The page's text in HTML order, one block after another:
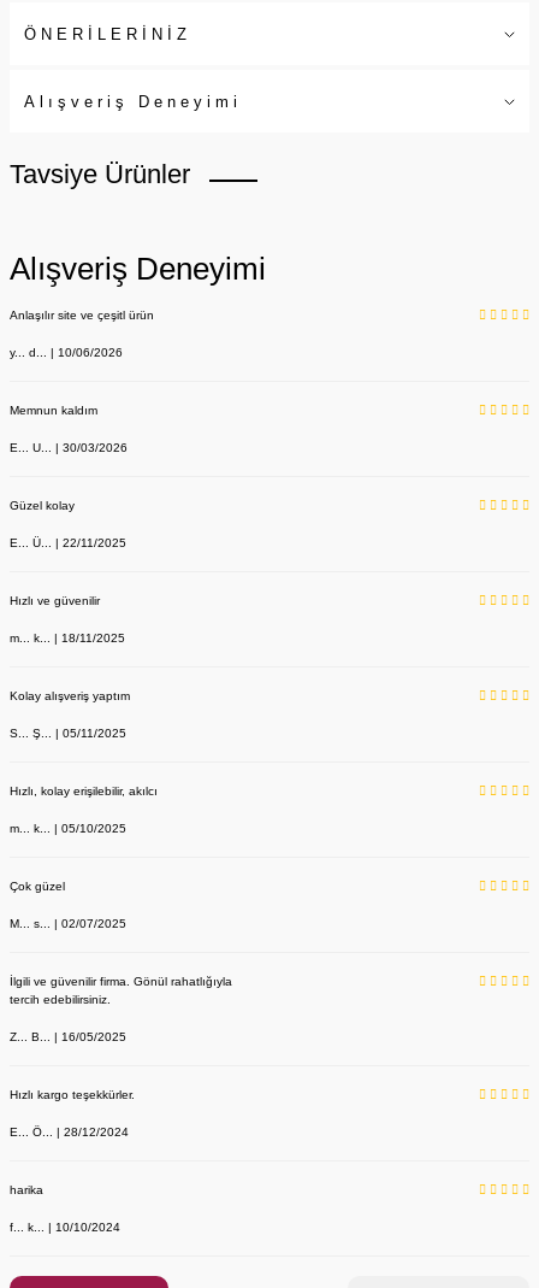
ÖNERİLERİNİZ
Alışveriş Deneyimi
Tavsiye Ürünler
YENİ ÜRÜN
Labor Medikal Tekstil
199,00 TL
Alışveriş Deneyimi
Anlaşılır site ve çeşitl ürün
y... d... | 10/06/2026
Memnun kaldım
E... U... | 30/03/2026
Güzel kolay
E... Ü... | 22/11/2025
Hızlı ve güvenilir
m... k... | 18/11/2025
Kolay alışveriş yaptım
S... Ş... | 05/11/2025
Hızlı, kolay erişilebilir, akılcı
m... k... | 05/10/2025
Çok güzel
M... s... | 02/07/2025
İlgili ve güvenilir firma. Gönül rahatlığıyla
tercih edebilirsiniz.
Z... B... | 16/05/2025
Hızlı kargo teşekkürler.
E... Ö... | 28/12/2024
harika
f... k... | 10/10/2024